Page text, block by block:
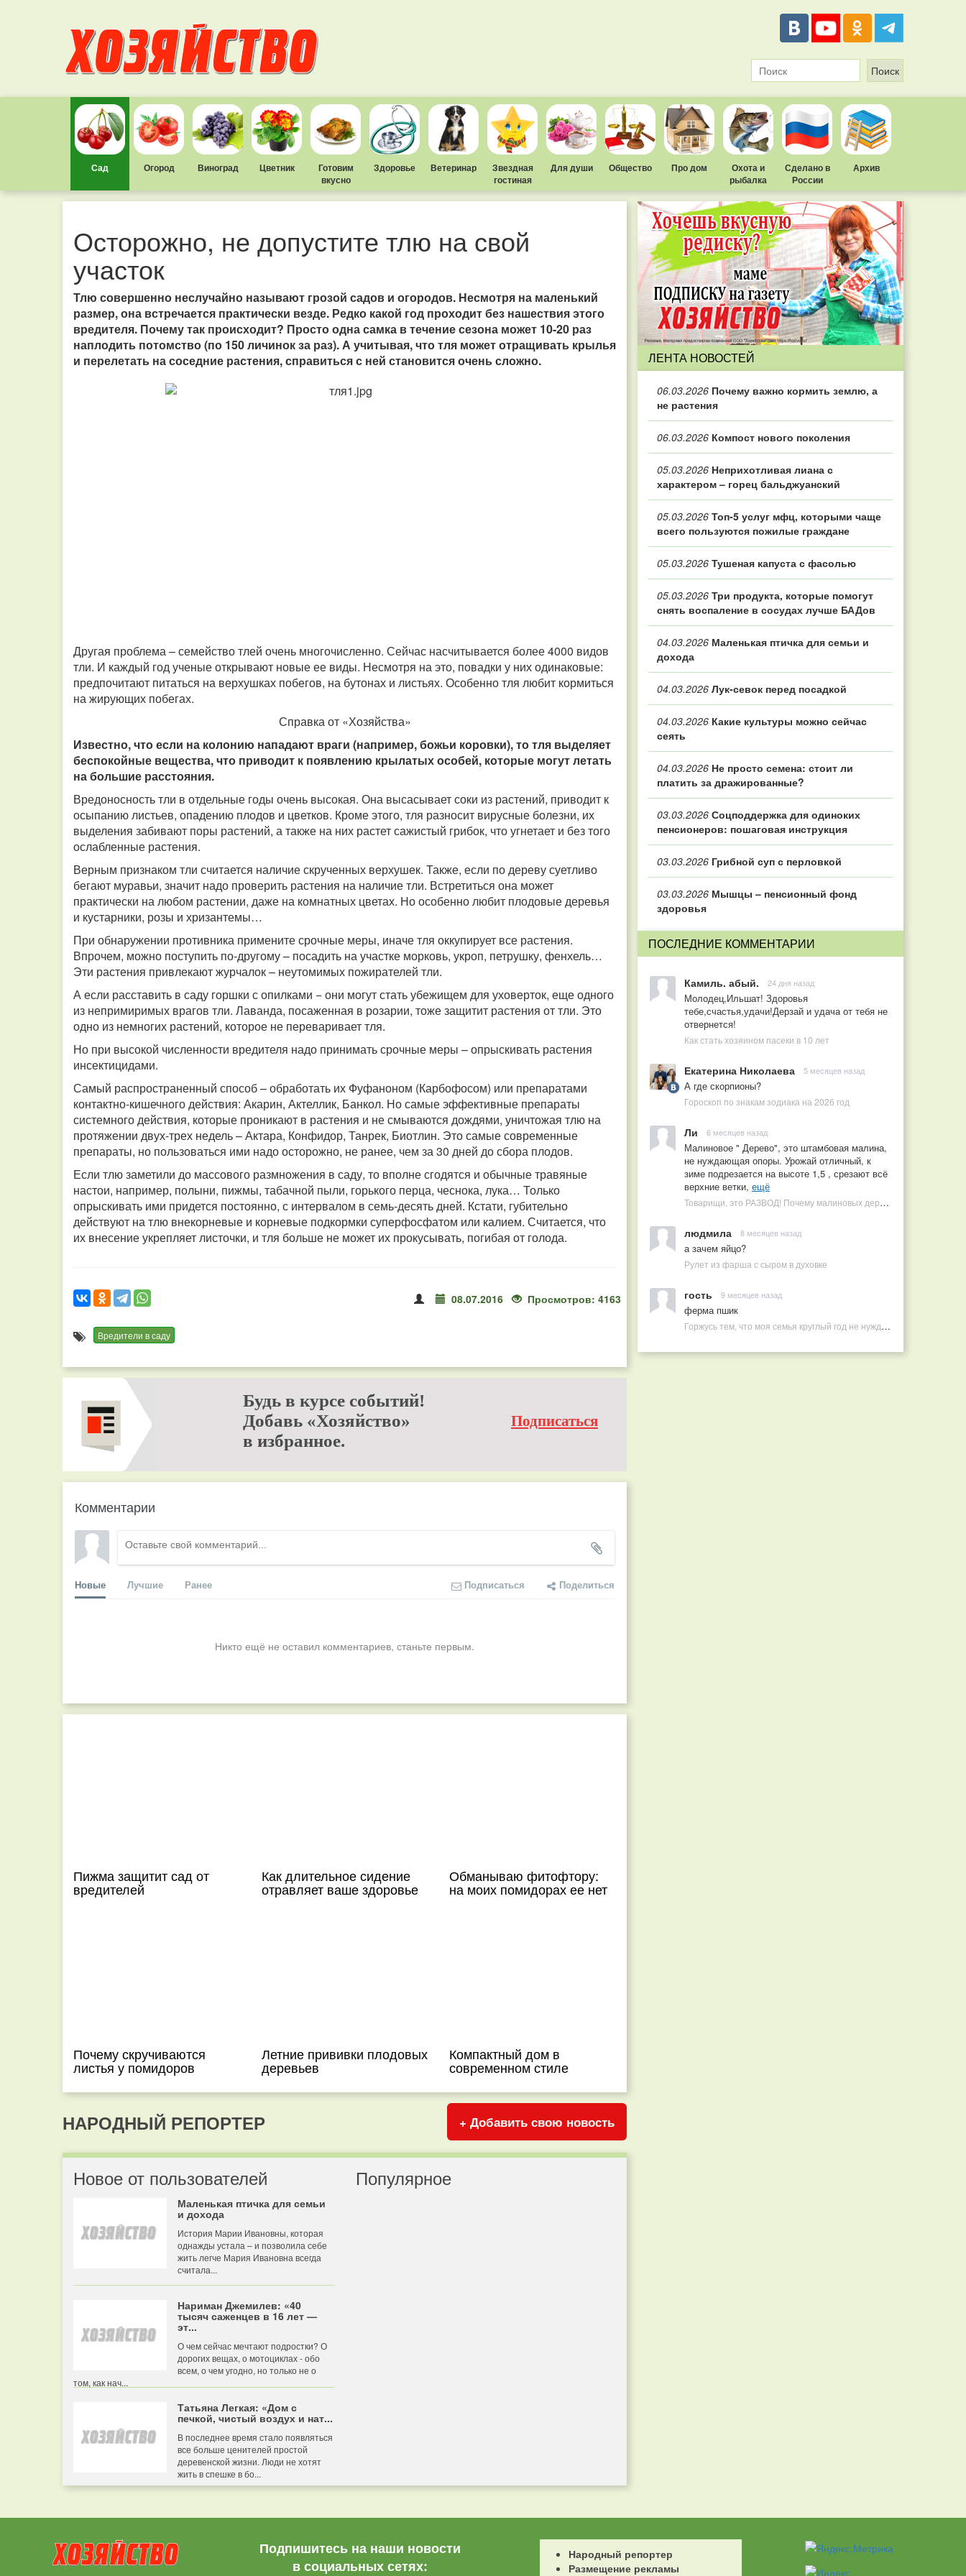
Сад Огород Виноград Цветник
Готовим
вкусно
Здоровье Ветеринар
Звездная
гостиная
Для души Общество Про дом
Охота и
рыбалка
Сделано в
России
Архив
Осторожно, не допустите тлю на свой
участок
Тлю совершенно неслучайно называют грозой садов и огородов. Несмотря на маленький
размер, она встречается практически везде. Редко какой год проходит без нашествия этого
вредителя. Почему так происходит? Просто одна самка в течение сезона может 10-20 раз
наплодить потомство (по 150 личинок за раз). А учитывая, что тля может отращивать крылья
и перелетать на соседние растения, справиться с ней становится очень сложно.
Другая проблема – семейство тлей очень многочисленно. Сейчас насчитывается более 4000 видов
тли. И каждый год ученые открывают новые ее виды. Несмотря на это, повадки у них одинаковые:
предпочитают питаться на верхушках побегов, на бутонах и листьях. Особенно тля любит кормиться
на жирующих побегах.
Справка от «Хозяйства»
Известно, что если на колонию нападают враги (например, божьи коровки), то тля выделяет
беспокойные вещества, что приводит к появлению крылатых особей, которые могут летать
на большие расстояния.
Вредоносность тли в отдельные годы очень высокая. Она высасывает соки из растений, приводит к
осыпанию листьев, опадению плодов и цветков. Кроме этого, тля разносит вирусные болезни, их
выделения забивают поры растений, а также на них растет сажистый грибок, что угнетает и без того
ослабленные растения.
Верным признаком тли считается наличие скрученных верхушек. Также, если по дереву суетливо
бегают муравьи, значит надо проверить растения на наличие тли. Встретиться она может
практически на любом растении, даже на комнатных цветах. Но особенно любит плодовые деревья
и кустарники, розы и хризантемы…
При обнаружении противника примените срочные меры, иначе тля оккупирует все растения.
Впрочем, можно поступить по-другому – посадить на участке морковь, укроп, петрушку, фенхель…
Эти растения привлекают журчалок – неутомимых пожирателей тли.
А если расставить в саду горшки с опилками − они могут стать убежищем для уховерток, еще одного
из непримиримых врагов тли. Лаванда, посаженная в розарии, тоже защитит растения от тли. Это
одно из немногих растений, которое не переваривает тля.
Но при высокой численности вредителя надо принимать срочные меры – опрыскивать растения
инсектицидами.
Самый распространенный способ – обработать их Фуфаноном (Карбофосом) или препаратами
контактно-кишечного действия: Акарин, Актеллик, Банкол. Но самые эффективные препараты
системного действия, которые проникают в растения и не смываются дождями, уничтожая тлю на
протяжении двух-трех недель – Актара, Конфидор, Танрек, Биотлин. Это самые современные
препараты, но пользоваться ими надо осторожно, не ранее, чем за 30 дней до сбора плодов.
Если тлю заметили до массового размножения в саду, то вполне сгодятся и обычные травяные
настои, например, полыни, пижмы, табачной пыли, горького перца, чеснока, лука… Только
опрыскивать ими придется постоянно, с интервалом в семь-десять дней. Кстати, губительно
действуют на тлю внекорневые и корневые подкормки суперфосфатом или калием. Считается, что
их внесение укрепляет листочки, и тля больше не может их прокусывать, погибая от голода.
08.07.2016 Просмотров: 4163
Вредители в саду
Будь в курсе событий!
Добавь «Хозяйство»
в избранное.
Подписаться
Комментарии
Новые Лучшие Ранее Подписаться Поделиться
Никто ещё не оставил комментариев, станьте первым.
Пижма защитит сад от
вредителей
Как длительное сидение
отравляет ваше здоровье
Обманываю фитофтору:
на моих помидорах ее нет
Почему скручиваются
листья у помидоров
Летние прививки плодовых
деревьев
Компактный дом в
современном стиле
НАРОДНЫЙ РЕПОРТЕР + Добавить свою новость
Новое от пользователей
Маленькая птичка для семьи
и дохода
История Марии Ивановны, которая
однажды устала – и позволила себе
жить легче Мария Ивановна всегда
считала...
Нариман Джемилев: «40
тысяч саженцев в 16 лет —
эт...
О чем сейчас мечтают подростки? О
дорогих вещах, о мотоциклах - обо
всем, о чем угодно, но только не о
том, как нач...
Татьяна Легкая: «Дом с
печкой, чистый воздух и нат...
В последнее время стало появляться
все больше ценителей простой
деревенской жизни. Люди не хотят
жить в спешке в бо...
Популярное
ЛЕНТА НОВОСТЕЙ
06.03.2026 Почему важно кормить землю, а
не растения
06.03.2026 Компост нового поколения
05.03.2026 Неприхотливая лиана с
характером – горец бальджуанский
05.03.2026 Топ‑5 услуг мфц, которыми чаще
всего пользуются пожилые граждане
05.03.2026 Тушеная капуста с фасолью
05.03.2026 Три продукта, которые помогут
снять воспаление в сосудах лучше БАДов
04.03.2026 Маленькая птичка для семьи и
дохода
04.03.2026 Лук-севок перед посадкой
04.03.2026 Какие культуры можно сейчас
сеять
04.03.2026 Не просто семена: стоит ли
платить за дражированные?
03.03.2026 Соцподдержка для одиноких
пенсионеров: пошаговая инструкция
03.03.2026 Грибной суп с перловкой
03.03.2026 Мышцы – пенсионный фонд
здоровья
ПОСЛЕДНИЕ КОММЕНТАРИИ
Камиль. абый. 24 дня назад
Молодец,Ильшат! Здоровья
тебе,счастья,удачи!Дерзай и удача от тебя не
отвернется!
Как стать хозяином пасеки в 10 лет
Екатерина Николаева 5 месяцев назад
А где скорпионы?
Гороскоп по знакам зодиака на 2026 год
Ли 6 месяцев назад
Малиновое " Дерево", это штамбовая малина,
не нуждающая опоры. Урожай отличный, к
зиме подрезается на высоте 1,5 , срезают всё
верхние ветки, ещё
Товарищи, это РАЗВОД! Почему малиновых деревьев не бывает, или Как ушлые продавцы наживаются на мечтах садоводов
людмила 8 месяцев назад
а зачем яйцо?
Рулет из фарша с сыром в духовке
гость 9 месяцев назад
ферма пшик
Горжусь тем, что моя семья круглый год не нуждается в покупных витаминах
Подпишитесь на наши новости
в социальных сетях:
Народный репортер
Размещение рекламы